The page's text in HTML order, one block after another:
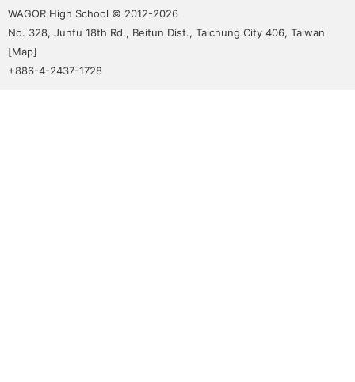
WAGOR High School © 2012-2026
No. 328, Junfu 18th Rd., Beitun Dist., Taichung City 406, Taiwan
[Map]
+886-4-2437-1728